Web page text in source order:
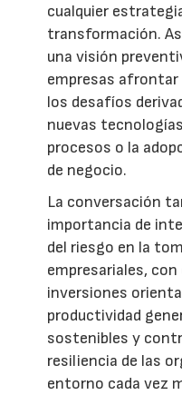
cualquier
transformación.
una visión
empresas
los desafíos
nuevas
procesos o la
de negocio.
La conversación
importancia de
del riesgo en la
empresariales,
inversiones
productividad
sostenibles y
resiliencia de las
entorno cada vez